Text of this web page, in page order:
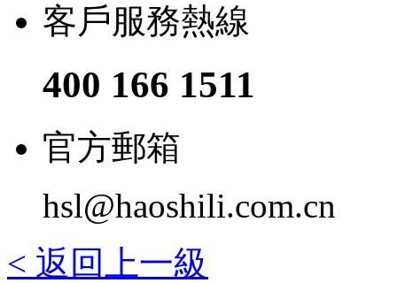
客戶服務熱線
400 166 1511
官方郵箱
hsl@haoshili.com.cn
< 返回上一級